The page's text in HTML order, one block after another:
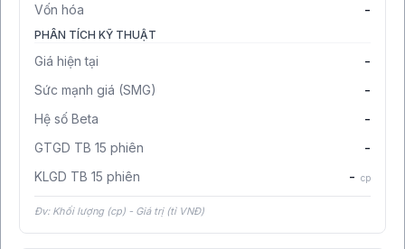
Vốn hóa
-
PHÂN TÍCH KỸ THUẬT
Giá hiện tại
-
Sức mạnh giá (SMG)
-
Hệ số Beta
-
GTGD TB 15 phiên
-
KLGD TB 15 phiên
- cp
Đv: Khối lượng (cp) - Giá trị (tỉ VNĐ)